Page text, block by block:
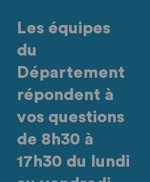
Les équipes
du
Département
répondent à
vos questions
de 8h30 à
17h30 du lundi